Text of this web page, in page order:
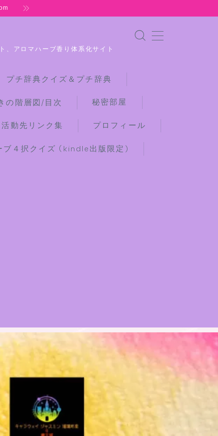
、アロマハーブ香り体系化サイト
チ辞典クイズ＆プチ辞典
の階層図/目次 秘密部屋
動先リンク集 プロフィール
４択クイズ (kindle出版限定)